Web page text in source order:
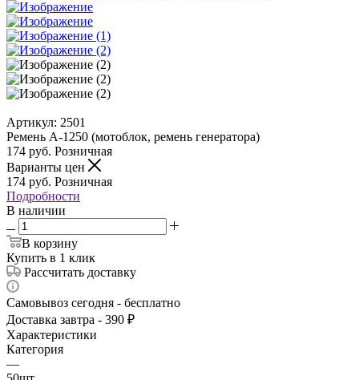
Артикул: 2501
Ремень А-1250 (мотоблок, ремень генератора)
174 руб. Розничная
Варианты цен
174 руб. Розничная
Подробности
В наличии
В корзину
Купить в 1 клик
Рассчитать доставку
Самовывоз сегодня - бесплатно
Доставка завтра - 390 ₽
Характеристики
Категория
—